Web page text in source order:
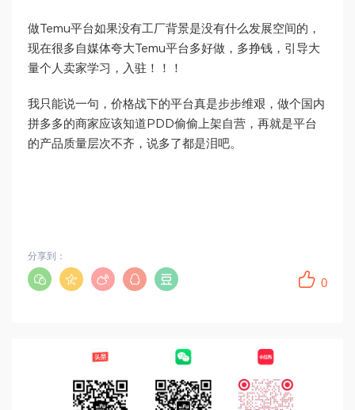
做Temu平台如果没有工厂背景是没有什么发展空间的，
现在很多自媒体夸大Temu平台多好做，多挣钱，引导大
量个人卖家学习，入驻！！！
我只能说一句，价格战下的平台真是步步维艰，做个国内
拼多多的商家应该知道PDD偷偷上架自营，再就是平台
的产品质量层次不齐，说多了都是泪吧。
0
分享到：